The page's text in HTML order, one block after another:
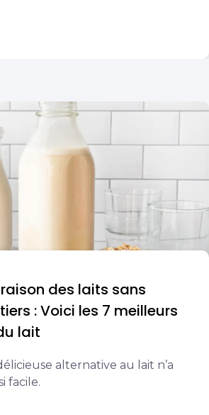
des laits sans
: Voici les 7 meilleurs
lait
alternative au lait n’a
facile.